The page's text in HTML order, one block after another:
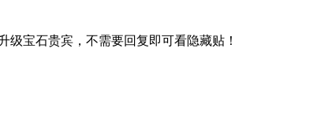
宝石贵宾，不需要回复即可看隐藏贴！